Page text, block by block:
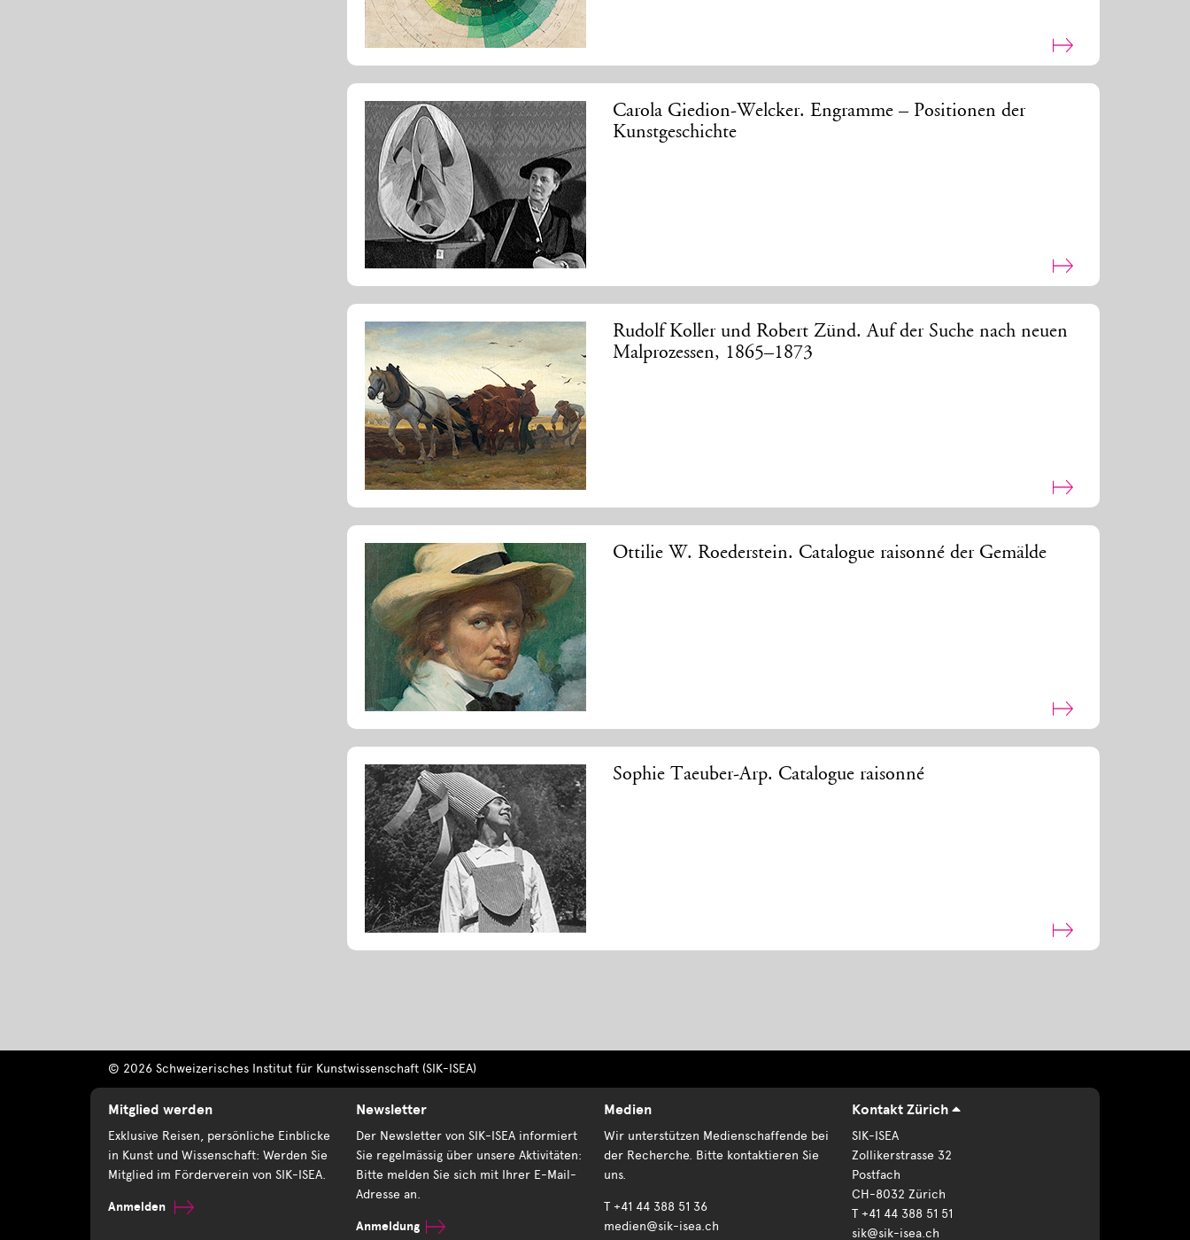
Carola Giedion-Welcker. Engramme – Positionen der
Kunstgeschichte
Rudolf Koller und Robert Zünd. Auf der Suche nach neuen
Malprozessen, 1865–1873
Ottilie W. Roederstein. Catalogue raisonné der Gemälde
Sophie Taeuber-Arp. Catalogue raisonné
© 2026 Schweizerisches Institut für Kunstwissenschaft (SIK-ISEA)
Mitglied werden
Exklusive Reisen, persönliche Einblicke
in Kunst und Wissenschaft: Werden Sie
Mitglied im Förderverein von SIK-ISEA.
Anmelden
Newsletter
Der Newsletter von SIK-ISEA informiert
Sie regelmässig über unsere Aktivitäten:
Bitte melden Sie sich mit Ihrer E-Mail-
Adresse an.
Anmeldung
Medien
Wir unterstützen Medienschaffende bei
der Recherche. Bitte kontaktieren Sie
uns.
T +41 44 388 51 36
medien@sik-isea.ch
Kontakt Zürich
SIK-ISEA
Zollikerstrasse 32
Postfach
CH-8032 Zürich
T +41 44 388 51 51
sik@sik-isea.ch